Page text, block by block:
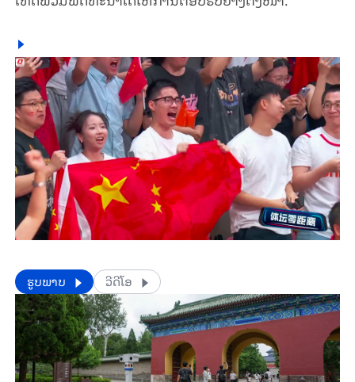
​​ຮູບພາບ ວີດີໂອ